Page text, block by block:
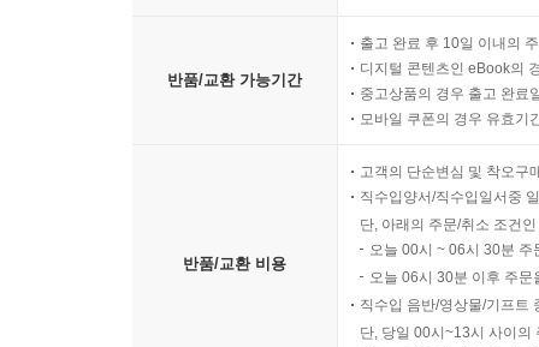
반품/교환 가능기간
출고 완료 후 10일 이내의
디지털 콘텐츠인 eBook의
중고상품의 경우 출고 완료
모바일 쿠폰의 경우 유효기
반품/교환 비용
고객의 단순변심 및 착오구
직수입양서/직수입일서중
단, 아래의 주문/취소 조건
오늘 00시 ~ 06시 30분
오늘 06시 30분 이후 주
직수입 음반/영상물/기프트
단, 당일 00시~13시 사이의